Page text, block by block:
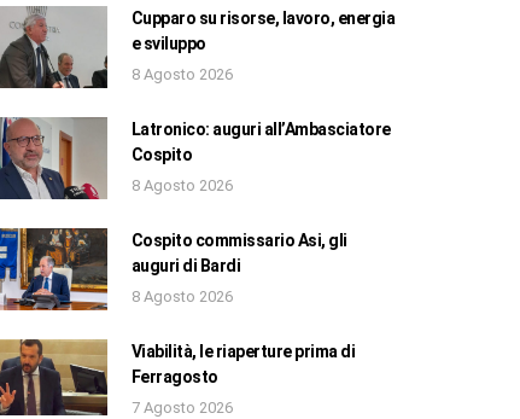
Cupparo su risorse, lavoro, energia
e sviluppo
8 Agosto 2026
Latronico: auguri all’Ambasciatore
Cospito
8 Agosto 2026
Cospito commissario Asi, gli
auguri di Bardi
8 Agosto 2026
Viabilità, le riaperture prima di
Ferragosto
7 Agosto 2026